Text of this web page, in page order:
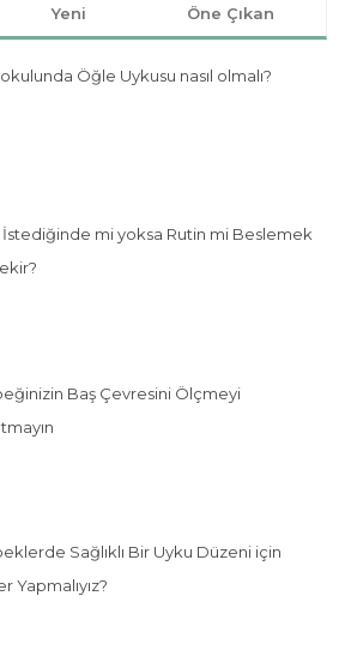
Yeni Öne Çıkan
Öğle Uykusu nasıl olmalı?
İstediğinde mi yoksa Rutin mi Beslemek
Baş Çevresini Ölçmeyi
Sağlıklı Bir Uyku Düzeni için
Yapmalıyız?